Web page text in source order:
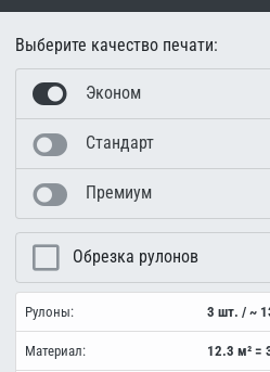
Выберите качество печати:
Эконом
Стандарт
Премиум
Обрезка рулонов
Рулоны: 3 шт. / ~
Материал: 12.3 м² =